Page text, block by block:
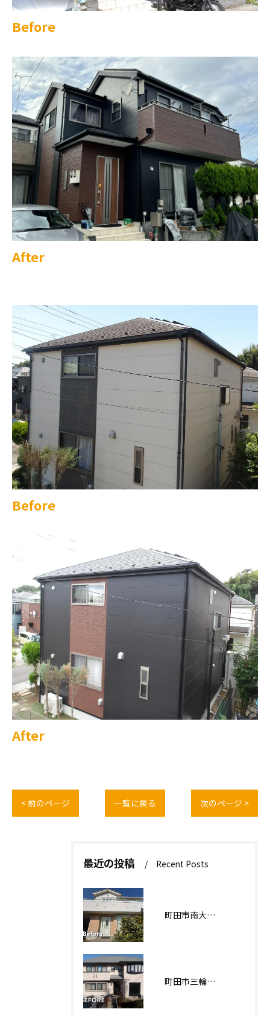
Before
After
Before
After
< 前のページ 一覧に戻る 次のページ >
最近の投稿 Recent Posts
町田市南大谷О様邸 外壁塗装工事
町田市三輪緑山Ｋ様邸 外壁・屋根塗装工事